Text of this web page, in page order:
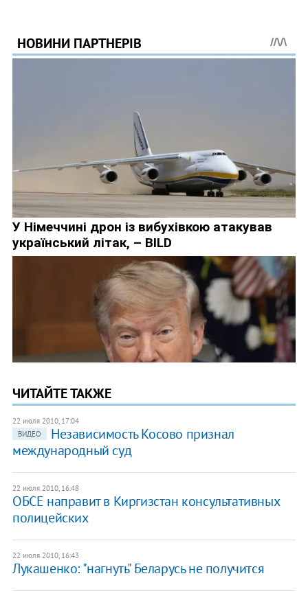
ЧИТАЙТЕ ТАКЖЕ
22 июля 2010, 17:04
ВИДЕО
Независимость Косово признал
международный суд
22 июля 2010, 16:48
ОБСЕ направит в Киргизстан консультативных
полицейских
22 июля 2010, 16:43
Лукашенко: "нагнуть" Беларусь не получится